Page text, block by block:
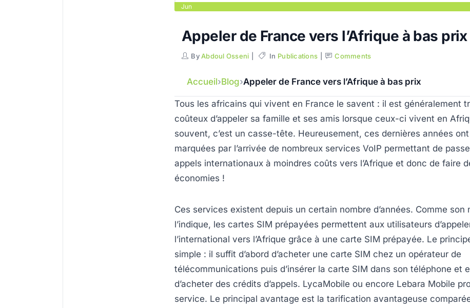
Jun
Appeler de France vers l’Afrique à bas prix
ByAbdoul Osseni In Publications Comments
Accueil Blog Appeler de France vers l’Afrique à bas prix
Tous les africains qui vivent en France le savent : il est généralement
coûteux d’appeler sa famille et ses amis lorsque ceux-ci vivent en
souvent, c’est un casse-tête. Heureusement, ces dernières années
marquées par l’arrivée de nombreux services VoIP permettant de
appels internationaux à moindres coûts vers l’Afrique et donc de faire
économies !
Ces services existent depuis un certain nombre d’années. Comme son
l’indique, les cartes SIM prépayées permettent aux utilisateurs
l’international vers l’Afrique grâce à une carte SIM prépayée. Le
simple : il suffit d’abord d’acheter une carte SIM chez un opérateur de
télécommunications puis d’insérer la carte SIM dans son téléphone et
d’acheter des crédits d’appels. LycaMobile ou encore Lebara Mobile
service. Le principal avantage est la tarification avantageuse